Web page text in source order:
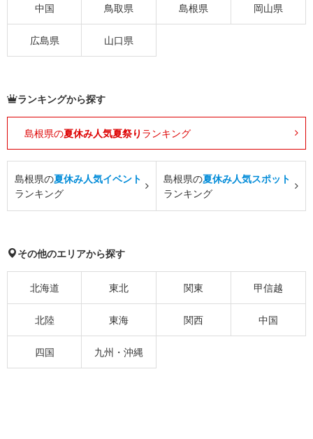
中国 鳥取県 島根県 岡山県
広島県 山口県
ランキングから探す
島根県の夏休み人気夏祭り ランキング
島根県の夏休み人気イベント
ランキング
島根県の夏休み人気スポット
ランキング
その他のエリアから探す
北海道 東北 関東 甲信越
北陸 東海 関西 中国
四国 九州・沖縄